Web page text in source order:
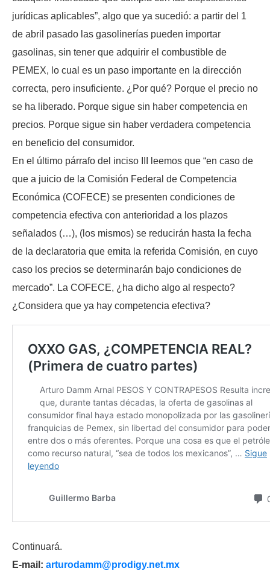
jurídicas aplicables”, algo que ya sucedió: a partir del 1
de abril pasado las gasolinerías pueden importar
gasolinas, sin tener que adquirir el combustible de
PEMEX, lo cual es un paso importante en la dirección
correcta, pero insuficiente. ¿Por qué? Porque el precio no
se ha liberado. Porque sigue sin haber competencia en
precios. Porque sigue sin haber verdadera competencia
en beneficio del consumidor.
En el último párrafo del inciso III leemos que “en caso de
que a juicio de la Comisión Federal de Competencia
Económica (COFECE) se presenten condiciones de
competencia efectiva con anterioridad a los plazos
señalados (…), (los mismos) se reducirán hasta la fecha
de la declaratoria que emita la referida Comisión, en cuyo
caso los precios se determinarán bajo condiciones de
mercado”. La COFECE, ¿ha dicho algo al respecto?
¿Considera que ya hay competencia efectiva?
Continuará.
E-mail: arturodamm@prodigy.net.mx